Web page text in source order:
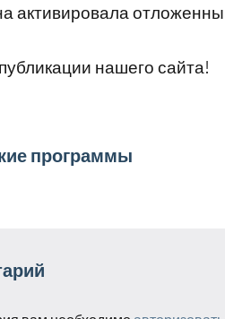
активировала
нашего сайта!
программы